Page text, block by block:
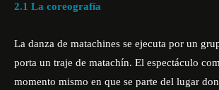
2.1 La coreografía
La danza de matachines se ejecuta por un
porta un traje de matachín. El espectáculo
momento mismo en que se parte del lugar